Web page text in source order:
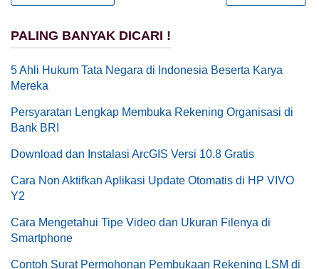
PALING BANYAK DICARI !
5 Ahli Hukum Tata Negara di Indonesia Beserta Karya
Mereka
Persyaratan Lengkap Membuka Rekening Organisasi di
Bank BRI
Download dan Instalasi ArcGIS Versi 10.8 Gratis
Cara Non Aktifkan Aplikasi Update Otomatis di HP VIVO
Y2
Cara Mengetahui Tipe Video dan Ukuran Filenya di
Smartphone
Contoh Surat Permohonan Pembukaan Rekening LSM di